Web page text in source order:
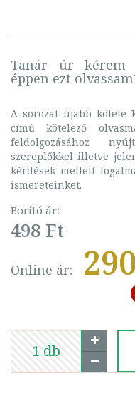
Tanár úr kérem
éppen ezt
A sorozat újabb kötete
című kötelező
feldolgozásához
szereplőkkel illetve
kérdések mellett
ismereteinket.
Borító ár:
498 Ft
Online ár: